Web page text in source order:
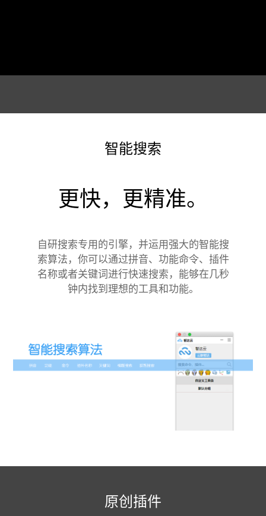
智能搜索
更快，更精准。
自研搜索专用的引擎，并运用强大的智能搜
索算法，你可以通过拼音、功能命令、插件
名称或者关键词进行快速搜索，能够在几秒
钟内找到理想的工具和功能。
原创插件